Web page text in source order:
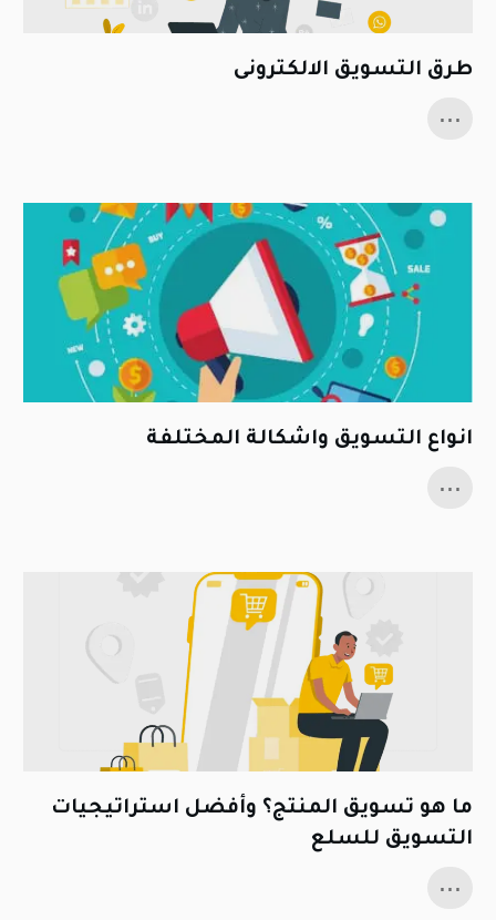
طرق التسويق الالكترونى
...
انواع التسويق واشكالة المختلفة
...
ما هو تسويق المنتج؟ وأفضل استراتيجيات
التسويق للسلع
...